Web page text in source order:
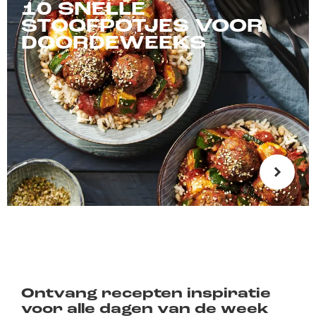
10 SNELLE
STOOFPOTJES VOOR
DOORDEWEEKS
Ontvang recepten inspiratie
voor alle dagen van de week